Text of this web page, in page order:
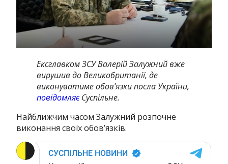
Ексглавком ЗСУ Валерій Залужний вже
вирушив до Великобританії, де
виконуватиме обов’язки посла України,
повідомляєСуспільне.
Найближчим часом Залужний розпочне
виконання своїх обов’язків.